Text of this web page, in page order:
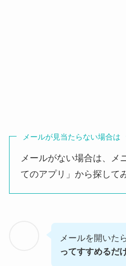
メールが見当たらない場合は
メールがない場合は、メ
てのアプリ」から探して
メールを開いた
ってすすめるだ